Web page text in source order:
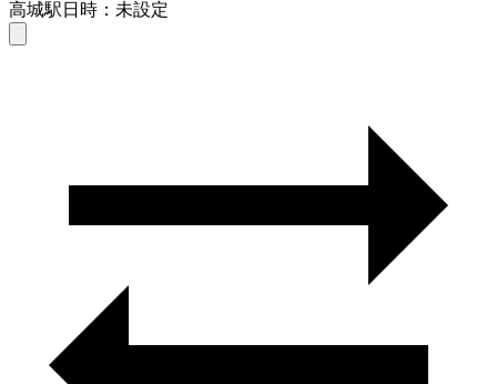
高城駅日時：未設定